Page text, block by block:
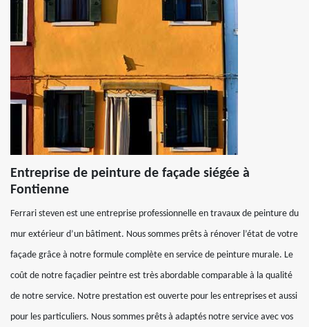
Entreprise de peinture de façade siégée à
Fontienne
Ferrari steven est une entreprise professionnelle en travaux de peinture du
mur extérieur d’un bâtiment. Nous sommes prêts à rénover l’état de votre
façade grâce à notre formule complète en service de peinture murale. Le
coût de notre façadier peintre est très abordable comparable à la qualité
de notre service. Notre prestation est ouverte pour les entreprises et aussi
pour les particuliers. Nous sommes prêts à adaptés notre service avec vos